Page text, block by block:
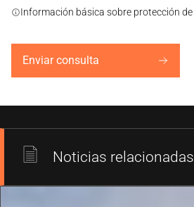
Información básica sobre protección
Enviar consulta
Noticias relacionadas